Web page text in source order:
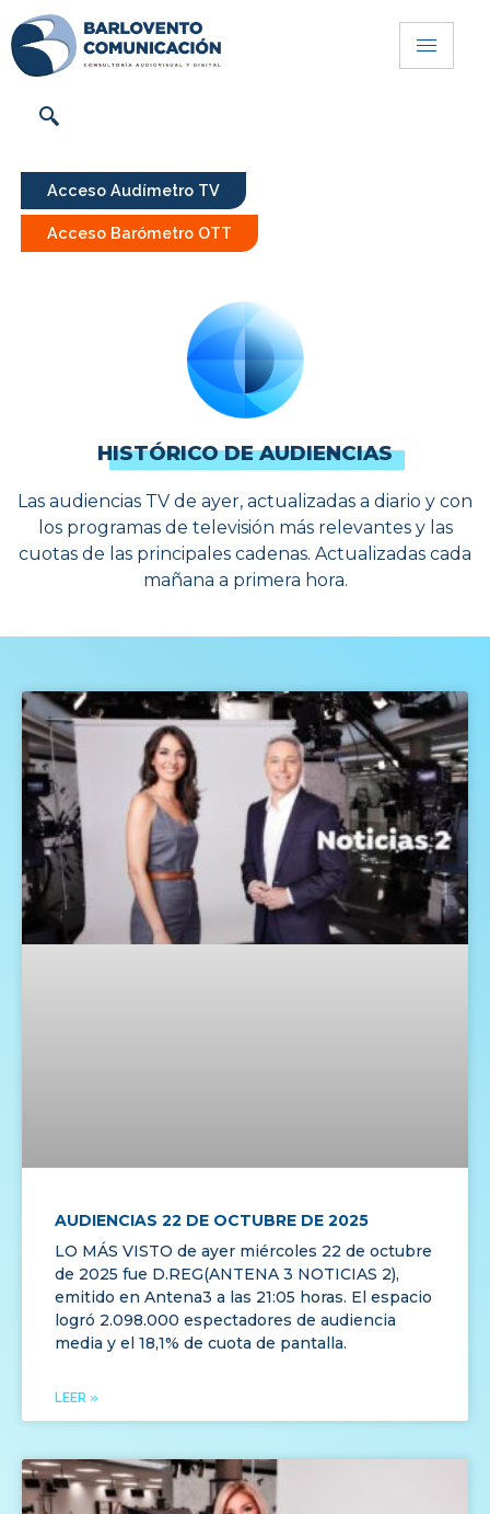
Acceso Audímetro TV
Acceso Barómetro OTT
HISTÓRICO DE AUDIENCIAS
Las audiencias TV de ayer, actualizadas a diario y con
los programas de televisión más relevantes y las
cuotas de las principales cadenas. Actualizadas cada
mañana a primera hora.
AUDIENCIAS 22 DE OCTUBRE DE 2025
LO MÁS VISTO de ayer miércoles 22 de octubre
de 2025 fue D.REG(ANTENA 3 NOTICIAS 2),
emitido en Antena3 a las 21:05 horas. El espacio
logró 2.098.000 espectadores de audiencia
media y el 18,1% de cuota de pantalla.
LEER »